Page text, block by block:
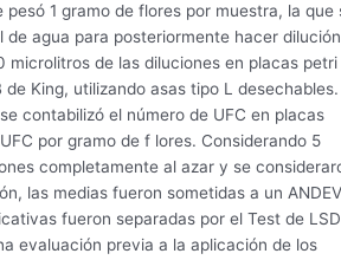
pesó 1 gramo de flores por muestra, la que
de agua para posteriormente hacer dilución
microlitros de las diluciones en placas petri
King, utilizando asas tipo L desechables.
contabilizó el número de UFC en placas
por gramo de f lores. Considerando 5
completamente al azar y se
las medias fueron sometidas a un
fueron separadas por el Test de LSD
evaluación previa a la aplicación de los